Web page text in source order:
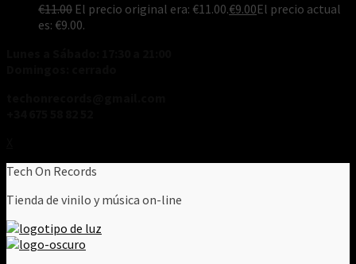
€11.00 El precio original era: €11.00.€9.00El precio actual
es: €9.00.
Tech On Records
Tienda de vinilo y música on-line